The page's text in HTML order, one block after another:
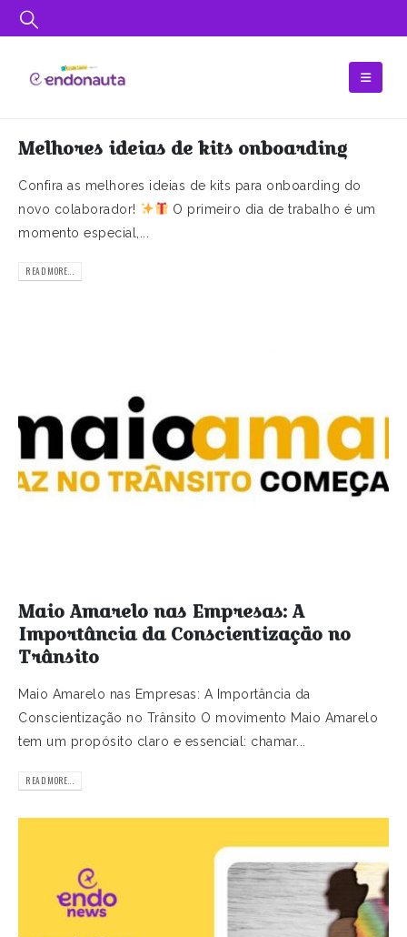
Melhores ideias de kits onboarding
Confira as melhores ideias de kits para onboarding do
novo colaborador!
O primeiro dia de trabalho é um
momento especial,...
READ MORE...
Maio Amarelo nas Empresas: A
Importância da Conscientização no
Trânsito
Maio Amarelo nas Empresas: A Importância da
Conscientização no Trânsito O movimento Maio Amarelo
tem um propósito claro e essencial: chamar...
READ MORE...